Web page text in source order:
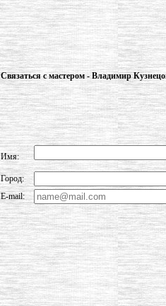
Связаться с мастером - Владимир
Имя:
Город:
E-mail: